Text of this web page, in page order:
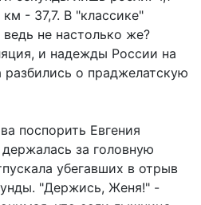
- 37,7. В "классике"
не настолько же?
и надежды России на
о праджелатскую
поспорить Евгения
за головную
убегавших в отрыв
"Держись, Женя!" -